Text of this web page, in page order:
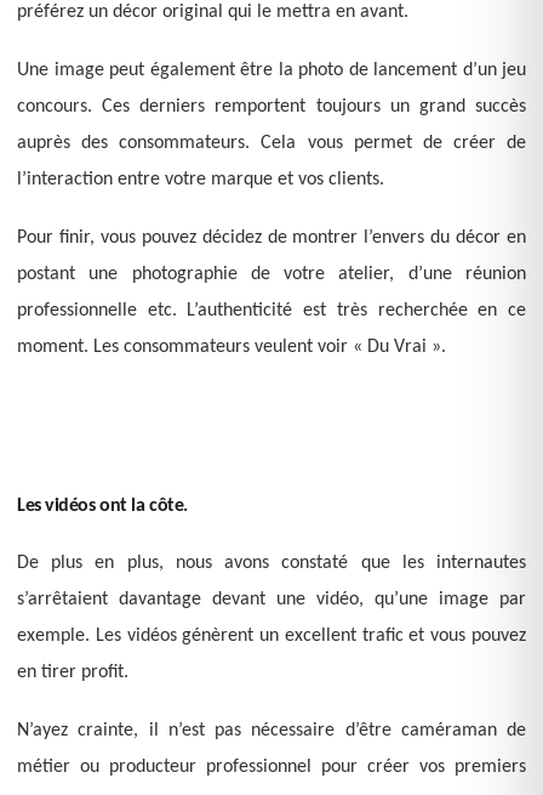
préférez un décor original qui le mettra en avant.
Une image peut également être la photo de lancement d’un jeu
concours. Ces derniers remportent toujours un grand succès
auprès des consommateurs. Cela vous permet de créer de
l’interaction entre votre marque et vos clients.
Pour finir, vous pouvez décidez de montrer l’envers du décor en
postant une photographie de votre atelier, d’une réunion
professionnelle etc. L’authenticité est très recherchée en ce
moment. Les consommateurs veulent voir « Du Vrai ».
Les vidéos ont la côte.
De plus en plus, nous avons constaté que les internautes
s’arrêtaient davantage devant une vidéo, qu’une image par
exemple. Les vidéos génèrent un excellent trafic et vous pouvez
en tirer profit.
N’ayez crainte, il n’est pas nécessaire d’être caméraman de
métier ou producteur professionnel pour créer vos premiers